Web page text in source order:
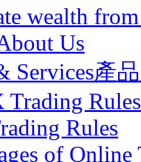
wealth
Us
Services產
Trading Rules
Rules
of Online